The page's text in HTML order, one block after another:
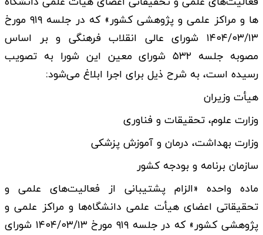
ها و مراکز علمی و پژوهشی کشور» که در جلسه ۹۱۹ مورخ
۱۴۰۴/۰۳/۱۳ شورای عالی انقلاب فرهنگی و بر اساس
مصوبه جلسه ۵۳۲ شورای معین این شورا به تصویب
رسیده است، به شرح ذیل برای اجرا ابلاغ می‌شود:
هیأت وزیران
وزارت علوم، تحقیقات و فناوری
وزارت بهداشت، درمان و آموزش پزشکی
سازمان برنامه و بودجه کشور
ماده واحده «الزام پشتیبانی از فعالیت­‌های علمی و
تحقیقاتی اعضای هیأت علمی دانشگاه­‌ها و مراکز علمی و
پژوهشی کشور» که در جلسه ۹۱۹ مورخ ۱۴۰۴/۰۳/۱۳ شورای